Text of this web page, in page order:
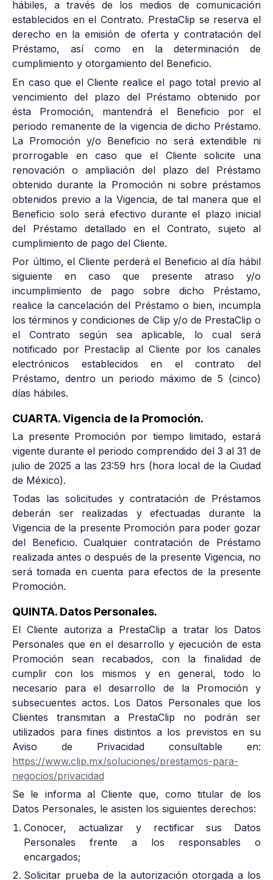
hábiles, a través de los medios de comunicación
establecidos en el Contrato. PrestaClip se reserva el
derecho en la emisión de oferta y contratación del
Préstamo, así como en la determinación de
cumplimiento y otorgamiento del Beneficio.
En caso que el Cliente realice el pago total previo al
vencimiento del plazo del Préstamo obtenido por
ésta Promoción, mantendrá el Beneficio por el
periodo remanente de la vigencia de dicho Préstamo.
La Promoción y/o Beneficio no será extendible ni
prorrogable en caso que el Cliente solicite una
renovación o ampliación del plazo del Préstamo
obtenido durante la Promoción ni sobre préstamos
obtenidos previo a la Vigencia, de tal manera que el
Beneficio solo será efectivo durante el plazo inicial
del Préstamo detallado en el Contrato, sujeto al
cumplimiento de pago del Cliente.
Por último, el Cliente perderá el Beneficio al día hábil
siguiente en caso que presente atraso y/o
incumplimiento de pago sobre dicho Préstamo,
realice la cancelación del Préstamo o bien, incumpla
los términos y condiciones de Clip y/o de PrestaClip o
el Contrato según sea aplicable, lo cual será
notificado por Prestaclip al Cliente por los canales
electrónicos establecidos en el contrato del
Préstamo, dentro un periodo máximo de 5 (cinco)
días hábiles.
CUARTA. Vigencia de la Promoción.
La presente Promoción por tiempo limitado, estará
vigente durante el periodo comprendido del 3 al 31 de
julio de 2025 a las 23:59 hrs (hora local de la Ciudad
de México).
Todas las solicitudes y contratación de Préstamos
deberán ser realizadas y efectuadas durante la
Vigencia de la presente Promoción para poder gozar
del Beneficio. Cualquier contratación de Préstamo
realizada antes o después de la presente Vigencia, no
será tomada en cuenta para efectos de la presente
Promoción.
QUINTA. Datos Personales.
El Cliente autoriza a PrestaClip a tratar los Datos
Personales que en el desarrollo y ejecución de esta
Promoción sean recabados, con la finalidad de
cumplir con los mismos y en general, todo lo
necesario para el desarrollo de la Promoción y
subsecuentes actos. Los Datos Personales que los
Clientes transmitan a PrestaClip no podrán ser
utilizados para fines distintos a los previstos en su
Aviso de Privacidad consultable en:
https://www.clip.mx/soluciones/prestamos-para-
negocios/privacidad
Se le informa al Cliente que, como titular de los
Datos Personales, le asisten los siguientes derechos:
Conocer, actualizar y rectificar sus Datos
Personales frente a los responsables o
encargados;
Solicitar prueba de la autorización otorgada a los